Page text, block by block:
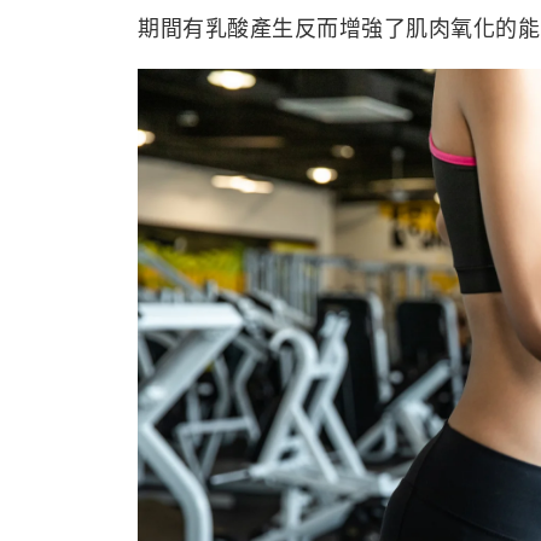
期間有乳酸產生反而增強了肌肉氧化的